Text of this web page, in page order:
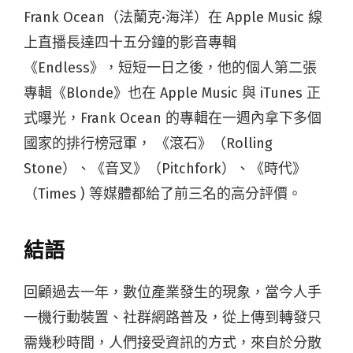
Frank Ocean（法蘭克·海洋）在 Apple Music 線
上直播長達四十五分鐘的影音專輯
《Endless》，短短一日之後，他的個人第二張
專輯《Blonde》也在 Apple Music 與 iTunes 正
式曝光，Frank Ocean 的專輯在一週內拿下多個
國家的排行榜冠軍， 《滾石》（Rolling
Stone）、《音叉》（Pitchfork）、《時代》
（Times ) 等媒體都給了前三名的高分評價。
結語
回顧過去一年，數位產業發生的現象，當今人手
一機行動裝置、社群網路普及，從上傳到轉發只
需幾秒時間，人們接受資訊的方式，來自於分散